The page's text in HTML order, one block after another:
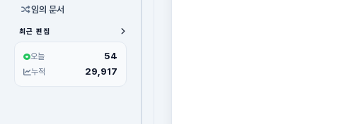
임의 문서
최근 편집
오늘 54
누적 29,917